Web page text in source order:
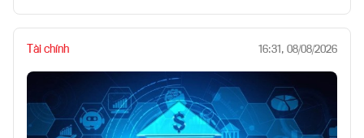
Tài chính 16:31, 08/08/2026